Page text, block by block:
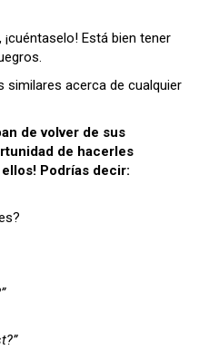
Está bien tener
similares acerca de cualquier
de volver de sus
de hacerles
Podrías decir: